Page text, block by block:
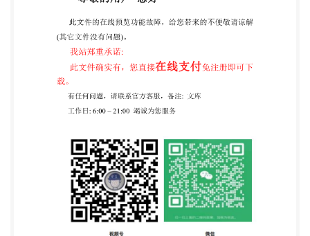
eitherIsoattheaddressbelow or ISO's member body in
the country of the requester. ISO copyright office
CP401 : Ch.de Blandonnet 8 CH-1214 Vernier,Geneva
Phone: +4122 749 0111 Email:
Website:www.iso.org Published in Switzerland ii